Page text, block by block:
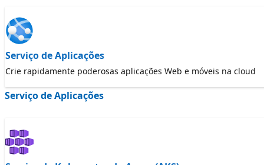
Serviço de Aplicações
Crie rapidamente poderosas aplicações Web e móveis na cloud
Serviço de Aplicações